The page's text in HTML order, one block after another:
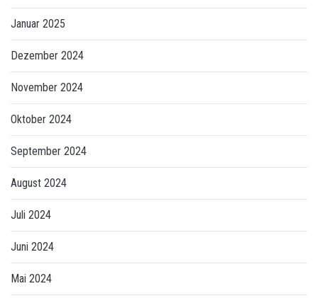
Januar 2025
Dezember 2024
November 2024
Oktober 2024
September 2024
August 2024
Juli 2024
Juni 2024
Mai 2024